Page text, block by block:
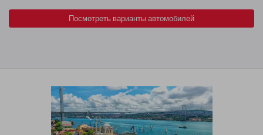
Посмотреть варианты автомобилей